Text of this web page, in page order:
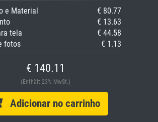
e Material
€ 80.77
€ 13.63
tela
€ 44.58
fotos
€ 1.13
€ 140.11
(Enthält 23% MwSt.)
Adicionar no carrinho